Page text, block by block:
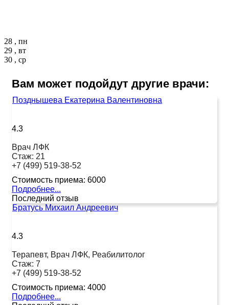
28 , пн
29 , вт
30 , ср
Вам может подойдут другие врачи:
Позднышева Екатерина Валентиновна
4.3
Врач ЛФК
Стаж: 21
+7 (499) 519-38-52
Стоимость приема: 6000
Подробнее...
Последний отзыв
Братусь Михаил Андреевич
4.3
Терапевт, Врач ЛФК, Реабилитолог
Стаж: 7
+7 (499) 519-38-52
Стоимость приема: 4000
Подробнее...